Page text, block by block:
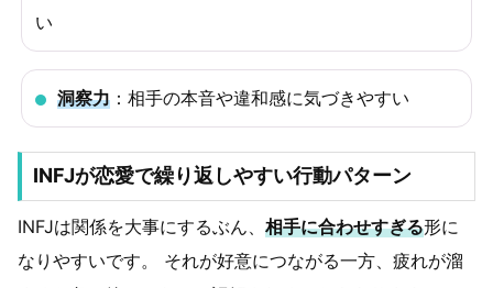
い
洞察力 ：相手の本音や違和感に気づきやすい
INFJが恋愛で繰り返しやすい行動パターン
INFJは関係を大事にするぶん、 相手に合わせすぎる形に
なりやすいです。 それが好意につながる一方、疲れが溜